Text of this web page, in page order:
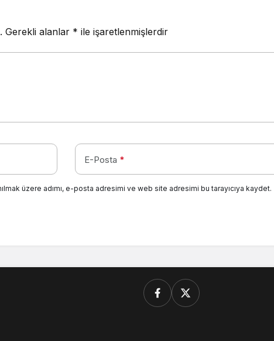
Gerekli alanlar * ile işaretlenmişlerdir
E-Posta *
üzere adımı, e-posta adresimi ve web site adresimi bu tarayıcıya kaydet.